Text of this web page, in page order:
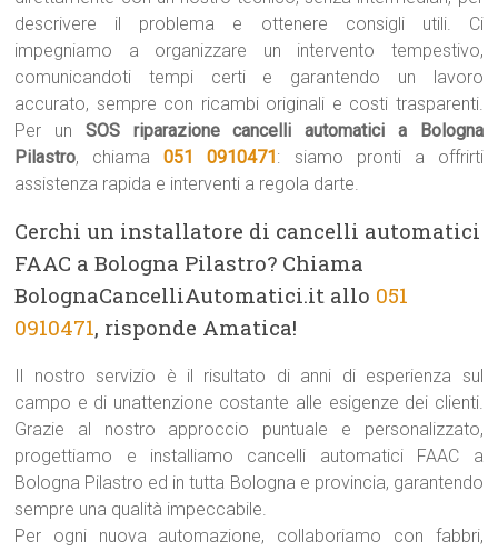
descrivere il problema e ottenere consigli utili. Ci
impegniamo a organizzare un intervento tempestivo,
comunicandoti tempi certi e garantendo un lavoro
accurato, sempre con ricambi originali e costi trasparenti.
Per un SOS riparazione cancelli automatici a Bologna
Pilastro, chiama051 0910471: siamo pronti a offrirti
assistenza rapida e interventi a regola darte.
Cerchi un installatore di cancelli automatici
FAAC a Bologna Pilastro? Chiama
BolognaCancelliAutomatici.it allo 051
0910471, risponde Amatica!
Il nostro servizio è il risultato di anni di esperienza sul
campo e di unattenzione costante alle esigenze dei clienti.
Grazie al nostro approccio puntuale e personalizzato,
progettiamo e installiamo cancelli automatici FAAC a
Bologna Pilastro ed in tutta Bologna e provincia, garantendo
sempre una qualità impeccabile.
Per ogni nuova automazione, collaboriamo con fabbri,